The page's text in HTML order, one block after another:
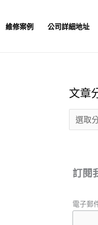
維修案例 公司詳細地址
文章
章
訂閱
電子郵